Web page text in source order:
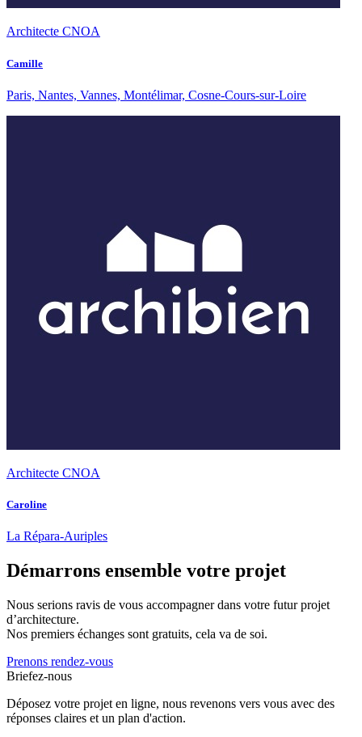
Architecte CNOA
Camille
Paris, Nantes, Vannes, Montélimar, Cosne-Cours-sur-Loire
Architecte CNOA
Caroline
La Répara-Auriples
Démarrons ensemble votre projet
Nous serions ravis de vous accompagner dans votre futur projet
d’architecture.
Nos premiers échanges sont gratuits, cela va de soi.
Prenons rendez-vous
Briefez-nous
Déposez votre projet en ligne, nous revenons vers vous avec des
réponses claires et un plan d'action.